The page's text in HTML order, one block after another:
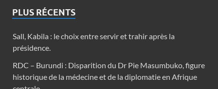
PLUS RÉCENTS
Sall, Kabila : le choix entre servir et trahir après la
présidence.
RDC – Burundi : Disparition du Dr Pie Masumbuko, figure
historique de la médecine et de la diplomatie en Afrique